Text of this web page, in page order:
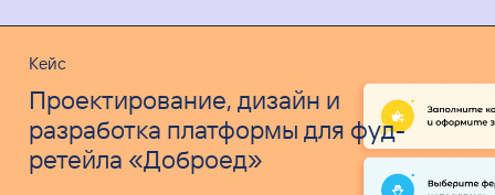
Кейс
Проектирование, дизайн и
разработка платформы для фуд-
ретейла «Доброед»